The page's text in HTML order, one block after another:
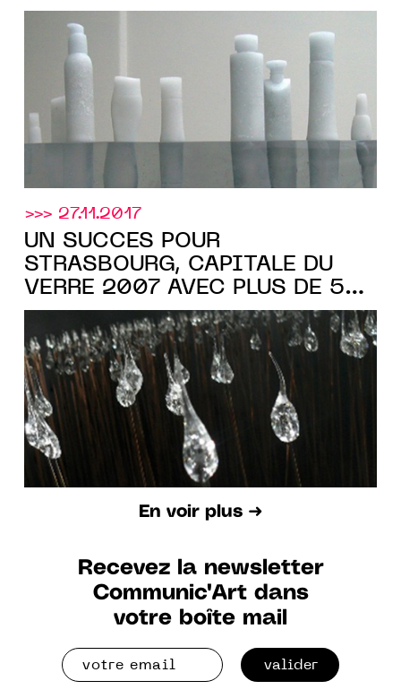
2008
>>> 27.11.2017
UN SUCCÈS POUR
STRASBOURG, CAPITALE DU
VERRE 2007 AVEC PLUS DE 50
000 VISITEURS
En voir plus ➜
Recevez la newsletter
Communic'Art dans
votre boîte mail
valider